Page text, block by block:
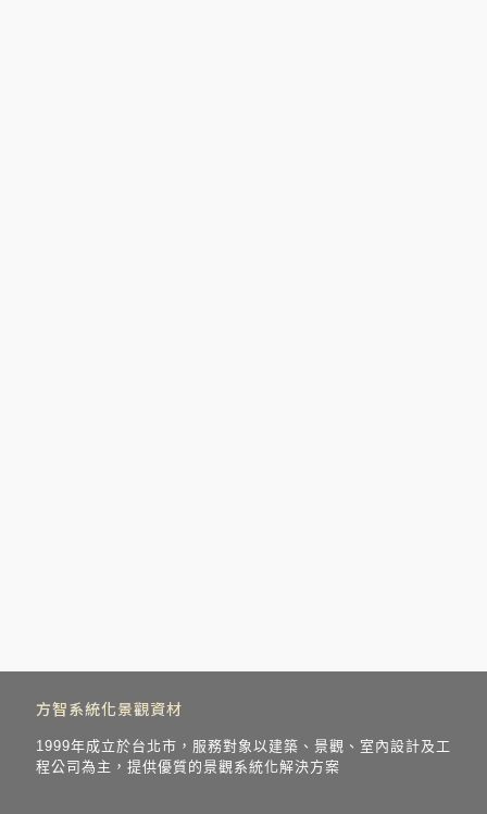
方智系統化景觀資材
1999年成立於台北市，服務對象以建築、景觀、室內設計及工
程公司為主，提供優質的景觀系統化解決方案